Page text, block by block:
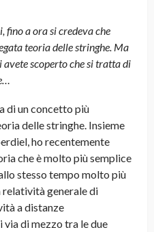
fino a ora si credeva che
teoria delle stringhe. Ma
scoperto che si tratta di
di un concetto più
delle stringhe. Insieme
ho recentemente
che è molto più semplice
stesso tempo molto più
generale di
a distanze
di mezzo tra le due